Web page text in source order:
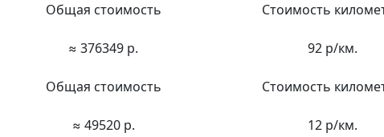
Общая стоимость Стоимость
≈ 376349 р. 92 р/км.
Общая стоимость Стоимость
≈ 49520 р. 12 р/км.